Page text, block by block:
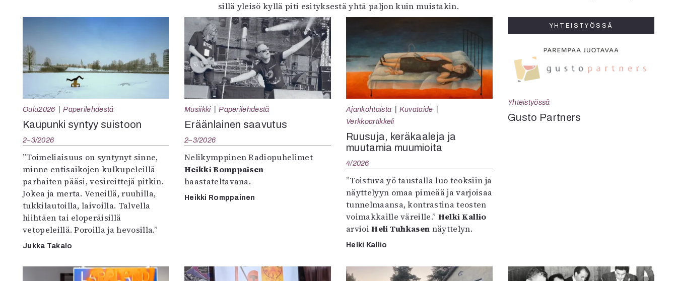
sillä yleisö kyllä piti esityksestä yhtä paljon kuin muistakin.
Oulu2026 Paperilehdestä
Kaupunki syntyy suistoon
2–3/2026
”Toimeliaisuus on syntynyt sinne,
minne entisaikojen kulkupeleillä
parhaiten pääsi, vesireittejä pitkin.
Jokea ja merta. Veneillä, ruuhilla,
tukkilautoilla, laivoilla. Talvella
hiihtäen tai eloperäisillä
vetopeleillä. Poroilla ja hevosilla.”
Jukka Takalo
Musiikki Paperilehdestä
Eräänlainen saavutus
2–3/2026
Nelikymppinen Radiopuhelimet
Heikki Romppaisen
haastateltavana.
Heikki Romppainen
Ajankohtaista
Kuvataide
Verkkoartikkeli
Ruusuja, keräkaaleja ja
muutamia muumioita
4/2026
”Toistuva yö taustalla luo teoksiin ja
näyttelyyn omaa pimeää ja varjoisaa
tunnelmaansa, kontrastina teosten
voimakkaille väreille.” Helki Kallio
arvioiHeli Tuhkasen näyttelyn.
Helki Kallio
YHTEISTYÖSSÄ
Yhteistyössä
Gusto Partners